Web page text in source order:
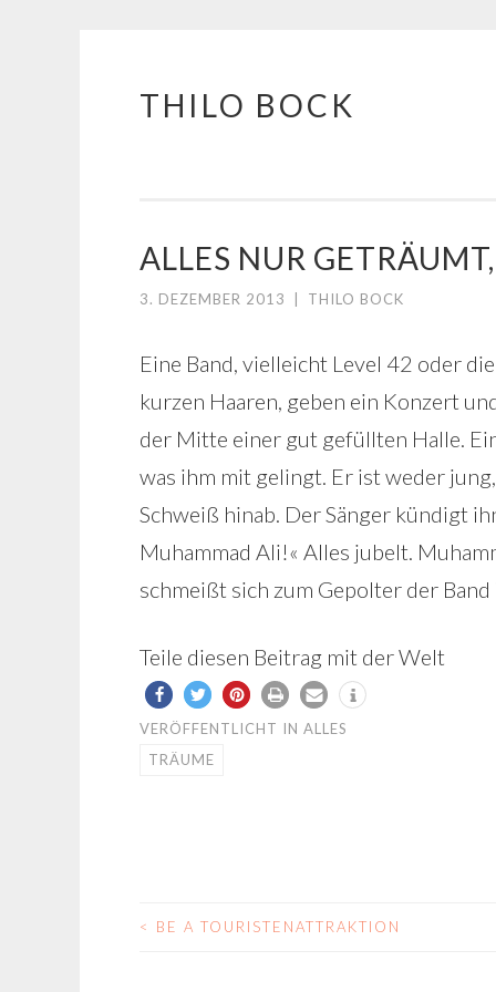
Springe
THILO BOCK
ALLES NUR
3. DEZEMBER 2013 THILO BOCK
Eine Band, vielleicht Level 42 oder
kurzen Haaren, geben ein Konzert
der Mitte einer gut gefüllten Halle.
was ihm mit gelingt. Er ist weder
Schweiß hinab. Der Sänger kündigt
Muhammad Ali!« Alles jubelt.
schmeißt sich zum Gepolter der
Teile diesen Beitrag mit der Welt
VERÖFFENTLICHT IN ALLES
TRÄUME
BEITRAGS-
< BE A TOURISTENATTRAKTION